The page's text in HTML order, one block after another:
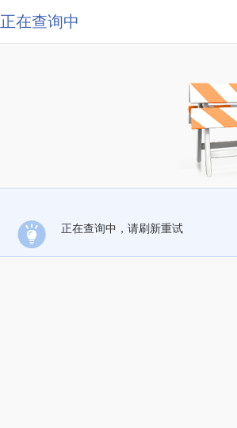
正在查询中
正在查询中，请刷新重试